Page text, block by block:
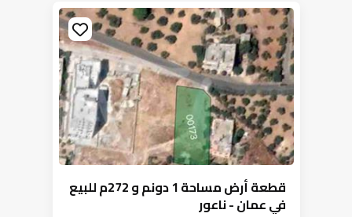
قطعة أرض مساحة 1 دونم و 272م للبيع
في عمان - ناعور